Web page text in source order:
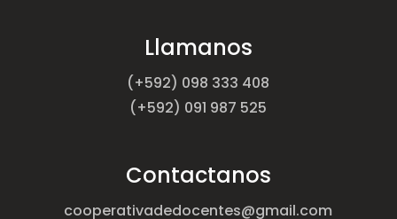
Llamanos
(+592) 098 333 408
(+592) 091 987 525
Contactanos
cooperativadedocentes@gmail.com